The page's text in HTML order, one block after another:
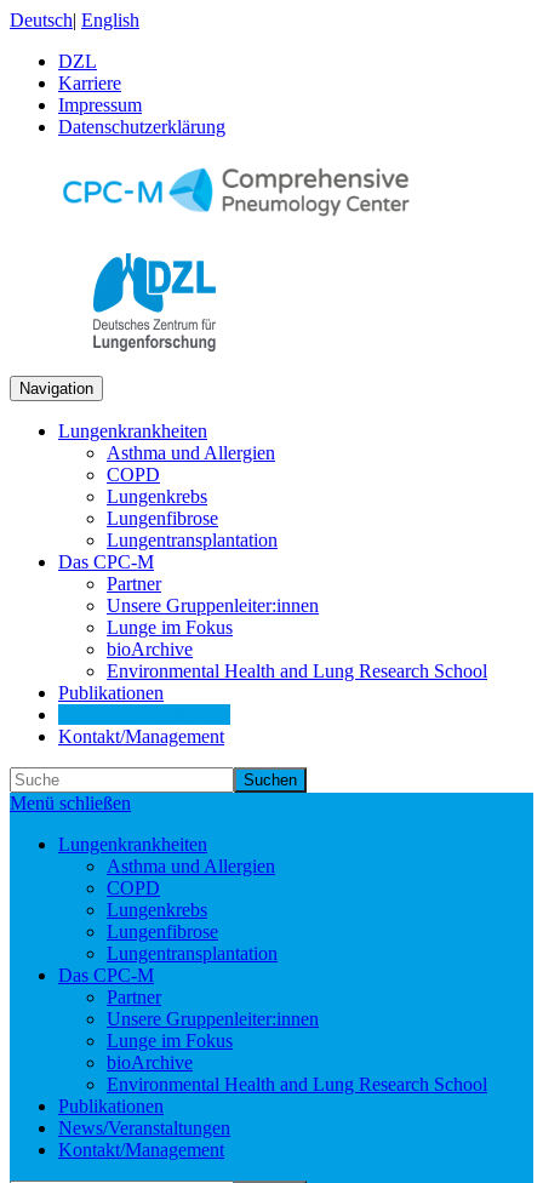
Deutsch| English
DZL
Karriere
Impressum
Datenschutzerklärung
Navigation
Lungenkrankheiten
Asthma und Allergien
COPD
Lungenkrebs
Lungenfibrose
Lungentransplantation
Das CPC-M
Partner
Unsere Gruppenleiter:innen
Lunge im Fokus
bioArchive
Environmental Health and Lung Research School
Publikationen
Kontakt/Management
Suchen
Menü schließen
Lungenkrankheiten
Asthma und Allergien
COPD
Lungenkrebs
Lungenfibrose
Lungentransplantation
Das CPC-M
Partner
Unsere Gruppenleiter:innen
Lunge im Fokus
bioArchive
Environmental Health and Lung Research School
Publikationen
News/Veranstaltungen
Kontakt/Management